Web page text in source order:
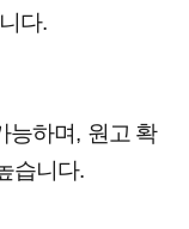
다.
능하며, 원고 확
습니다.